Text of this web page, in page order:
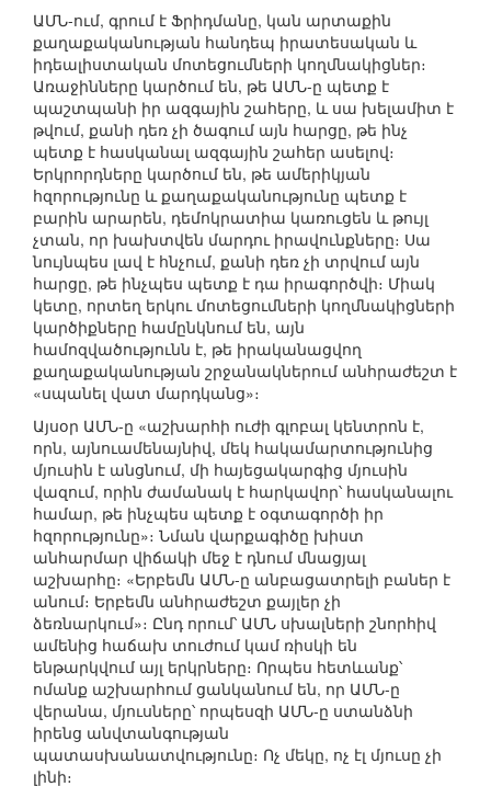
ԱՄՆ-ում, գրում է Ֆրիդմանը, կան արտաքին
քաղաքականության հանդեպ իրատեսական և
իդեալիստական մոտեցումների կողմնակիցներ։
Առաջինները կարծում են, թե ԱՄՆ-ը պետք է
պաշտպանի իր ազգային շահերը, և սա խելամիտ է
թվում, քանի դեռ չի ծագում այն հարցը, թե ինչ
պետք է հասկանալ ազգային շահեր ասելով։
Երկրորդները կարծում են, թե ամերիկյան
հզորությունը և քաղաքականությունը պետք է
բարին արարեն, դեմոկրատիա կառուցեն և թույլ
չտան, որ խախտվեն մարդու իրավունքները։ Սա
նույնպես լավ է հնչում, քանի դեռ չի տրվում այն
հարցը, թե ինչպես պետք է դա իրագործվի։ Միակ
կետը, որտեղ երկու մոտեցումների կողմնակիցների
կարծիքները համընկնում են, այն
համոզվածությունն է, թե իրականացվող
քաղաքականության շրջանակներում անհրաժեշտ է
«սպանել վատ մարդկանց»։
Այսօր ԱՄՆ-ը «աշխարհի ուժի գլոբալ կենտրոն է,
որն, այնուամենայնիվ, մեկ հակամարտությունից
մյուսին է անցնում, մի հայեցակարգից մյուսին
վազում, որին ժամանակ է հարկավոր՝ հասկանալու
համար, թե ինչպես պետք է օգտագործի իր
հզորությունը»։ Նման վարքագիծը խիստ
անհարմար վիճակի մեջ է դնում մնացյալ
աշխարհը։ «Երբեմն ԱՄՆ-ը անբացատրելի բաներ է
անում։ Երբեմն անհրաժեշտ քայլեր չի
ձեռնարկում»։ Ընդ որում՝ ԱՄՆ սխալների շնորհիվ
ամենից հաճախ տուժում կամ ռիսկի են
ենթարկվում այլ երկրները։ Որպես հետևանք՝
ոմանք աշխարհում ցանկանում են, որ ԱՄՆ-ը
վերանա, մյուսները՝ որպեսզի ԱՄՆ-ը ստանձնի
իրենց անվտանգության
պատասխանատվությունը։ Ոչ մեկը, ոչ էլ մյուսը չի
լինի։